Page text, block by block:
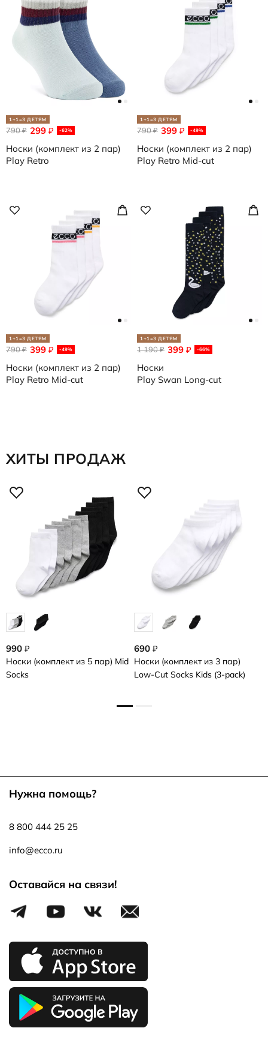
1+1=3 ДЕТЯМ
299 ₽ -62%
790₽
Носки (комплект из 2 пар)
Play Retro
1+1=3 ДЕТЯМ
399 ₽ -49%
790₽
Носки (комплект из 2 пар)
Play Retro Mid-cut
1+1=3 ДЕТЯМ
399 ₽ -49%
790₽
Носки (комплект из 2 пар)
Play Retro Mid-cut
1+1=3 ДЕТЯМ
399 ₽ -66%
1 190₽
Носки
Play Swan Long-cut
ХИТЫ ПРОДАЖ
990 ₽
Носки (комплект из 5 пар) Mid
Socks
690 ₽
Носки (комплект из 3 пар)
Low-Cut Socks Kids (3-pack)
Нужна помощь?
8 800 444 25 25
info@ecco.ru
Оставайся на связи!